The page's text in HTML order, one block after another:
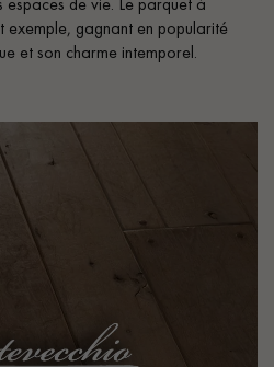
exemple, gagnant en popularité
et son charme intemporel.